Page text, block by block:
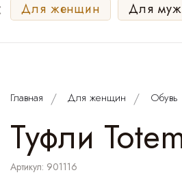
Для женщин Для
Главная Для женщин Обувь
Туфли
Артикул: 901116